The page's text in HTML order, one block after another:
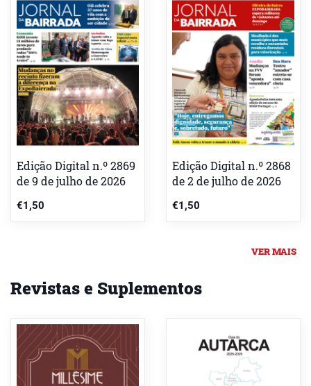
Edição Digital n.º 2869
de 9 de julho de 2026
€1,50
Edição Digital n.º 2868
de 2 de julho de 2026
€1,50
VER MAIS
Revistas e Suplementos